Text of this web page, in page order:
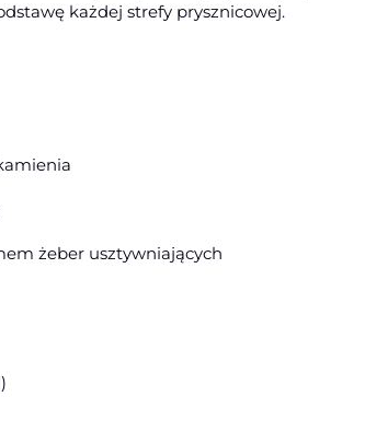
każdej strefy prysznicowej.
żeber usztywniających